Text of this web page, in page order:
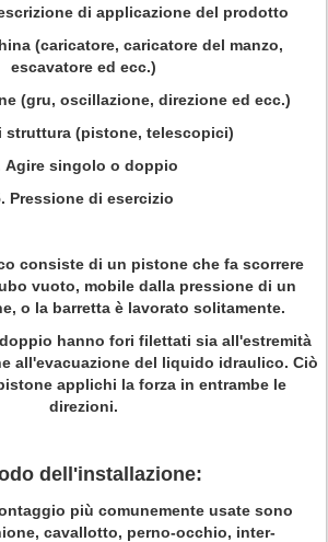
di applicazione del prodotto
(caricatore, caricatore del manzo,
escavatore ed ecc.)
(gru, oscillazione, direzione ed ecc.)
struttura (pistone, telescopici)
Agire singolo o doppio
Pressione di esercizio
consiste di un pistone che fa scorrere
vuoto, mobile dalla pressione di un
o la barretta è lavorato solitamente.
hanno fori filettati sia all'estremità
all'evacuazione del liquido idraulico. Ciò
applichi la forza in entrambe le
direzioni.
dell'installazione:
più comunemente usate sono
cavallotto, perno-occhio, inter-